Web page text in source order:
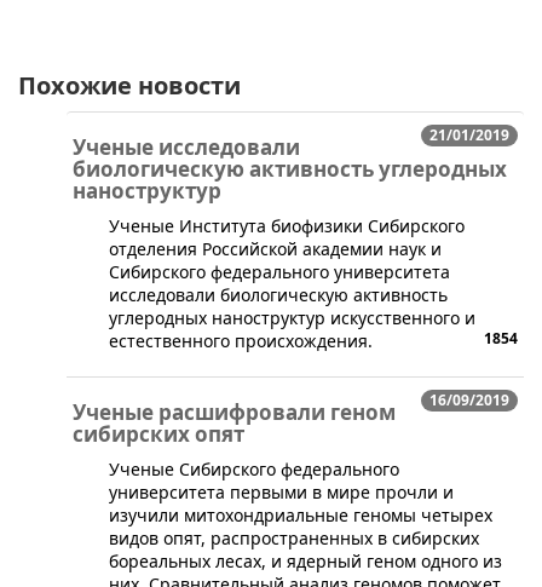
Похожие новости
21/01/2019
Ученые исследовали
биологическую активность углеродных
наноструктур
​​Ученые Института биофизики Сибирского
отделения Российской академии наук и
Сибирского федерального университета
исследовали биологическую активность
углеродных наноструктур искусственного и
естественного происхождения.
1854
16/09/2019
Ученые расшифровали геном
сибирских опят
​Ученые Сибирского федерального
университета первыми в мире прочли и
изучили митохондриальные геномы четырех
видов опят, распространенных в сибирских
бореальных лесах, и ядерный геном одного из